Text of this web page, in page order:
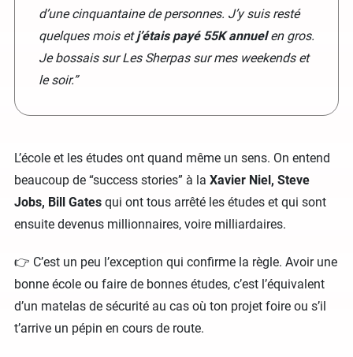
d’une cinquantaine de personnes. J’y suis resté
quelques mois etj’étais payé 55K annuelen gros.
Je bossais sur Les Sherpas sur mes weekends et
le soir.”
L’école et les études ont quand même un sens. On entend
beaucoup de “success stories” à la Xavier Niel, Steve
Jobs, Bill Gates qui ont tous arrêté les études et qui sont
ensuite devenus millionnaires, voire milliardaires.
👉 C’est un peu l’exception qui confirme la règle. Avoir une
bonne école ou faire de bonnes études, c’est l’équivalent
d’un matelas de sécurité au cas où ton projet foire ou s’il
t’arrive un pépin en cours de route.